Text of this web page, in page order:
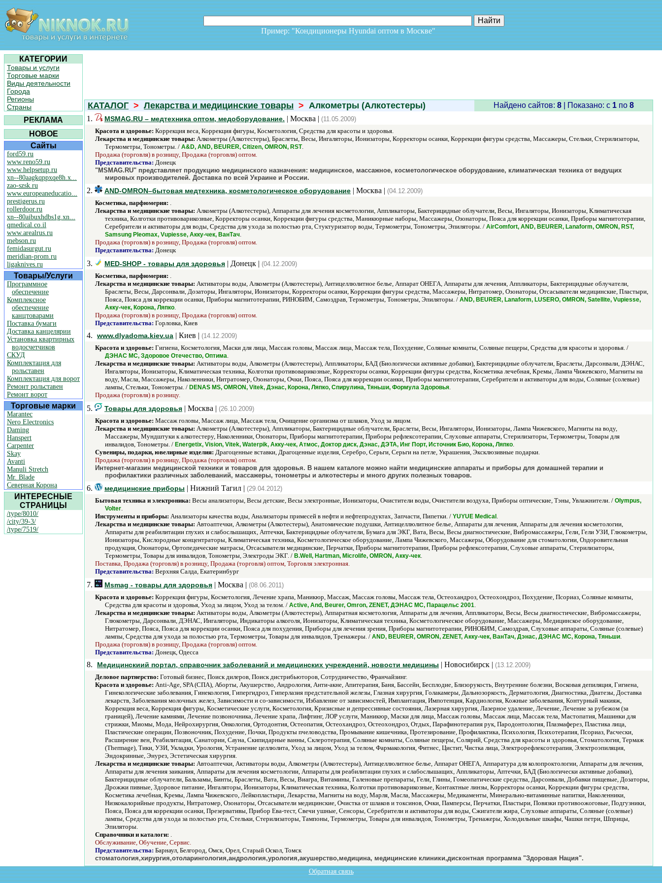
Пример: "Кондиционеры Hyundai оптом в Москве"
КАТЕГОРИИ
Товары и услуги
Торговые марки
Виды деятельности
Города
Регионы
Страны
РЕКЛАМА
НОВОЕ
Сайты
ford59.ru
www.reno59.ru
www.helpsetup.ru
xn--80aagkqppxqe8h.x...
zao-szsk.ru
www.europeaneducatio...
prestigerus.ru
rollerdoor.ru
xn--80aibuxhdbs1g.xn...
qmedical.co.il
www.arealrus.ru
mebson.ru
femidasurgut.ru
meridian-prom.ru
ligaknives.ru
Товары/Услуги
Программное
обеспечение
Комплексное
обеспечение
канцтоварами
Поставка бумаги
Доставка канцелярии
Установка квартирных
водосчетчиков
СКУД
Комплектация для
рольставен
Комплектация для ворот
Ремонт рольставен
Ремонт ворот
Торговые марки
Marantec
Nero Electronics
Daming
Hanspert
Carpenter
Skay
Avanti
Manuli Stretch
Mr. Blade
Северная Корона
ИНТЕРЕСНЫЕ
СТРАНИЦЫ
/type/8010/
/city/39-3/
/type/7519/
КАТАЛОГ > Лекарства и медицинские товары > Алкометры (Алкотестеры) Найдено сайтов: 8| Показано: c 1по 8
1.
MSMAG.RU – медтехника оптом, медоборудование. | Москва | (11.05.2009)
Красота и здоровье: Коррекция веса, Коррекция фигуры, Косметология, Средства для красоты и здоровья.
Лекарства и медицинские товары: Алкометры (Алкотестеры), Браслеты, Весы, Ингаляторы, Ионизаторы, Корректоры осанки, Коррекции фигуры средства, Массажеры, Стельки, Стерилизаторы,
Термометры, Тонометры. / A&D, AND, BEURER, Citizen, OMRON, RST.
Продажа (торговля) в розницу, Продажа (торговля) оптом.
Представительства: Донецк
"MSMAG.RU" представляет продукцию медицинского назначения: медицинское, массажное, косметологическое оборудование, климатическая техника от ведущих
мировых производителей. Доставка по всей Украине и России.
2. AND-OMRON–бытовая медтехника, косметологическое оборудование | Москва | (04.12.2009)
Косметика, парфюмерия: .
Лекарства и медицинские товары: Алкометры (Алкотестеры), Аппараты для лечения косметологии, Аппликаторы, Бактерицидные облучатели, Весы, Ингаляторы, Ионизаторы, Климатическая
техника, Колготки противоварикозные, Корректоры осанки, Коррекции фигуры средства, Маникюрные наборы, Массажеры, Озонаторы, Пояса для коррекции осанки, Приборы магнитотерапии,
Серебрители и активаторы для воды, Средства для ухода за полостью рта, Стуктуризатор воды, Термометры, Тонометры, Эпиляторы. / AirComfort, AND, BEURER, Lanaform, OMRON, RST,
Samsung Pleomax, Vupiesse, Акку-чек, ВанТач.
Продажа (торговля) в розницу, Продажа (торговля) оптом.
Представительства: Донецк
3. MED-SHOP - товары для здоровья | Донецк | (04.12.2009)
Косметика, парфюмерия: .
Лекарства и медицинские товары: Активаторы воды, Алкометры (Алкотестеры), Антицеллюлитное белье, Аппарат ОНЕГА, Аппараты для лечения, Аппликаторы, Бактерицидные облучатели,
Браслеты, Весы, Дарсонвали, Дозаторы, Ингаляторы, Ионизаторы, Корректоры осанки, Коррекции фигуры средства, Массажеры, Нитратомер, Озонаторы, Отсасыватели медицинские, Пластыри,
Пояса, Пояса для коррекции осанки, Приборы магнитотерапии, РИНОБИМ, Самоздрав, Термометры, Тонометры, Эпиляторы. / AND, BEURER, Lanaform, LUSERO, OMRON, Satellite, Vupiesse,
Акку-чек, Корона, Ляпко.
Продажа (торговля) в розницу, Продажа (торговля) оптом.
Представительства: Горловка, Киев
4. www.dlyadoma.kiev.ua | Киев | (14.12.2009)
Красота и здоровье: Гигиена, Косметология, Маски для лица, Массаж головы, Массаж лица, Массаж тела, Похудение, Соляные комнаты, Соляные пещеры, Средства для красоты и здоровья. /
ДЭНАС МС, Здоровое Отечество, Оптима.
Лекарства и медицинские товары: Активаторы воды, Алкометры (Алкотестеры), Аппликаторы, БАД (Биологически активные добавки), Бактерицидные облучатели, Браслеты, Дарсонвали, ДЭНАС,
Ингаляторы, Ионизаторы, Климатическая техника, Колготки противоварикозные, Корректоры осанки, Коррекции фигуры средства, Косметика лечебная, Кремы, Лампа Чижевского, Магниты на
воду, Масла, Массажеры, Наколенники, Нитратомер, Озонаторы, Очки, Пояса, Пояса для коррекции осанки, Приборы магнитотерапии, Серебрители и активаторы для воды, Соляные (солевые)
лампы, Стельки, Тонометры. / DENAS MS, OMRON, Vitek, Дэнас, Корона, Ляпко, Спирулина, Тяньши, Формула Здоровья.
Продажа (торговля) в розницу.
5. Товары для здоровья | Москва | (26.10.2009)
Красота и здоровье: Массаж головы, Массаж лица, Массаж тела, Очищение организма от шлаков, Уход за лицом.
Лекарства и медицинские товары: Алкометры (Алкотестеры), Аппликаторы, Бактерицидные облучатели, Браслеты, Весы, Ингаляторы, Ионизаторы, Лампа Чижевского, Магниты на воду,
Массажеры, Мундштуки к алкотестеру, Наколенники, Озонаторы, Приборы магнитотерапии, Приборы рефлексотерапии, Слуховые аппараты, Стерилизаторы, Термометры, Товары для
инвалидов, Тонометры. / Energetix, Vision, Vitek, Waterpik, Акку-чек, Атмос, Доктор диск, Дэнас, ДЭТА, Инг Порт, Источник Био, Корона, Ляпко.
Сувениры, подарки, ювелирные изделия: Драгоценные вставки, Драгоценные изделия, Серебро, Серьги, Серьги на петле, Украшения, Эксклюзивные подарки.
Продажа (торговля) в розницу, Продажа (торговля) оптом.
Интернет-магазин медицинской техники и товаров для здоровья. В нашем каталоге можно найти медицинские аппараты и приборы для домашней терапии и
профилактики различных заболеваний, массажеры, тонометры и алкотестеры и много других полезных товаров.
6. медицинские приборы | Нижний Тагил | (29.04.2012)
Бытовая техника и электроника: Весы анализаторы, Весы детские, Весы электронные, Ионизаторы, Очистители воды, Очистители воздуха, Приборы оптические, Тэны, Увлажнители. / Olympus,
Volter.
Инструменты и приборы: Анализаторы качества воды, Анализаторы примесей в нефти и нефтепродуктах, Запчасти, Пипетки. / YUYUE Medical .
Лекарства и медицинские товары: Автоаптечки, Алкометры (Алкотестеры), Анатомические подушки, Антицеллюлитное белье, Аппараты для лечения, Аппараты для лечения косметологии,
Аппараты для реабилитации глухих и слабослышащих, Аптечки, Бактерицидные облучатели, Бумага для ЭКГ, Вата, Весы, Весы диагностические, Вибромассажеры, Гели, Гели УЗИ, Глюкометры,
Ионизаторы, Кислородные концентраторы, Климатическая техника, Косметологическое оборудование, Лампа Чижевского, Массажеры, Оборудование для стоматологии, Оздоровительная
продукция, Озонаторы, Ортопедические матрасы, Отсасыватели медицинские, Перчатки, Приборы магнитотерапии, Приборы рефлексотерапии, Слуховые аппараты, Стерилизаторы,
Термометры, Товары для инвалидов, Тонометры, Электроды ЭКГ. / B.Well, Hartman, Microlife, OMRON, Акку-чек.
Поставка, Продажа (торговля) в розницу, Продажа (торговля) оптом, Торговля электронная.
Представительства: Верхняя Салда, Екатеринбург
7. Msmag - товары для здоровья | Москва | (08.06.2011)
Красота и здоровье: Коррекция фигуры, Косметология, Лечение храпа, Маникюр, Массаж, Массаж головы, Массаж тела, Остеохандроз, Остеохондроз, Похудение, Псориаз, Соляные комнаты,
Средства для красоты и здоровья, Уход за лицом, Уход за телом. / Active, And, Beurer, Omron, ZENET, ДЭНАС МС, Парацельс 2001.
Лекарства и медицинские товары: Активаторы воды, Алкометры (Алкотестеры), Аппаратная косметология, Аппараты для лечения, Аппликаторы, Весы, Весы диагностические, Вибромассажеры,
Глюкометры, Дарсонвали, ДЭНАС, Ингаляторы, Индикаторы алкоголя, Ионизаторы, Климатическая техника, Косметологическое оборудование, Массажеры, Медицинское оборудование,
Нитратомер, Пояса, Пояса для коррекции осанки, Пояса для похудения, Приборы для лечения зрения, Приборы магнитотерапии, РИНОБИМ, Самоздрав, Слуховые аппараты, Соляные (солевые)
лампы, Средства для ухода за полостью рта, Термометры, Товары для инвалидов, Тренажеры. / AND, BEURER, OMRON, ZENET, Акку-чек, ВанТач, Дэнас, ДЭНАС МС, Корона, Тяньши.
Продажа (торговля) в розницу, Продажа (торговля) оптом.
Представительства: Донецк, Одесса
8. Медицинскиий портал, справочник заболеваний и медицинских учреждений, новости медицины | Новосибирск | (13.12.2009)
Деловое партнерство: Готовый бизнес, Поиск дилеров, Поиск дистрибьюторов, Сотрудничество, Франчайзинг.
Красота и здоровье: Anti-Age, SPA (СПА), Аборты, Акушерство, Андрология, Анти-акне, Апитерапия, Баня, Бассейн, Бесплодие, Близорукость, Внутренние болезни, Восковая депиляция, Гигиена,
Гинекологические заболевания, Гинекология, Гипергидроз, Гиперлазия предстательной железы, Глазная хирургия, Голакамеры, Дальнозоркость, Дерматология, Диагностика, Диатезы, Доставка
лекарств, Заболевания молочных желез, Зависимости и со-зависимости, Избавление от зависимостей, Имплантация, Импотенция, Кардиология, Кожные заболевания, Контурный макияж,
Коррекция веса, Коррекция фигуры, Косметические услуги, Косметология, Кризисные и депрессивные состояния, Лазерная хирургия, Лазерное удаление, Лечение, Лечение за рубежом (за
границей), Лечение камнями, Лечение позвоночника, Лечение храпа, Лифтинг, ЛОР услуги, Маникюр, Маски для лица, Массаж головы, Массаж лица, Массаж тела, Мастопатия, Машинки для
стрижки, Миомы, Мода, Нейрохирургия, Онкология, Ортодонтия, Остеопатия, Остеохандроз, Остеохондроз, Отдых, Парафинотерапия рук, Пародонтология, Плазмаферез, Пластика лица,
Пластические операции, Позвоночник, Похудение, Почки, Продукты пчеловодства, Промывание кишечника, Протезирование, Профилактика, Психология, Психотерапия, Псориаз, Расчески,
Расширение вен, Реабилитация, Санатории, Сауна, Скипидарные ванны, Склеротерапия, Соляные комнаты, Соляные пещеры, Солярий, Средства для красоты и здоровья, Стоматология, Термаж
(Thermage), Тики, УЗИ, Укладки, Урология, Устранение целлюлита, Уход за лицом, Уход за телом, Фармакология, Фитнес, Цистит, Чистка лица, Электрорефлексотерапия, Электроэпиляция,
Эндокринные, Энурез, Эстетическая хирургия.
Лекарства и медицинские товары: Автоаптечки, Активаторы воды, Алкометры (Алкотестеры), Антицеллюлитное белье, Аппарат ОНЕГА, Аппаратура для колопроктологии, Аппараты для лечения,
Аппараты для лечения заикания, Аппараты для лечения косметологии, Аппараты для реабилитации глухих и слабослышащих, Аппликаторы, Аптечки, БАД (Биологически активные добавки),
Бактерицидные облучатели, Бальзамы, Бинты, Браслеты, Вата, Весы, Виагра, Витамины, Галеновые препараты, Гели, Глины, Гомеопатические средства, Дарсонвали, Добавки пищевые, Дозаторы,
Дрожжи пивные, Здоровое питание, Ингаляторы, Ионизаторы, Климатическая техника, Колготки противоварикозные, Контактные линзы, Корректоры осанки, Коррекции фигуры средства,
Косметика лечебная, Кремы, Лампа Чижевского, Лейкопластыри, Лекарства, Магниты на воду, Марля, Масла, Массажеры, Медикаменты, Минерально-витаминные напитки, Наколенники,
Низкокалорийные продукты, Нитратомер, Озонаторы, Отсасыватели медицинские, Очистка от шлаков и токсинов, Очки, Памперсы, Перчатки, Пластыри, Повязки противоожоговые, Подгузники,
Пояса, Пояса для коррекции осанки, Презервативы, Прибор Ева-тест, Свечи ушные, Сенсоры, Серебрители и активаторы для воды, Сжигатели жира, Слуховые аппараты, Соляные (солевые)
лампы, Средства для ухода за полостью рта, Стельки, Стерилизаторы, Тампоны, Термометры, Товары для инвалидов, Тонометры, Тренажеры, Холодильные шкафы, Чашки петри, Шприцы,
Эпиляторы.
Справочники и каталоги: .
Обслуживание, Обучение, Сервис.
Представительства: Барнаул, Белгород, Омск, Орел, Старый Оскол, Томск
стоматология,хирургия,отоларингология,андрология,урология,акушерство,медицина, медицинские клиники,дисконтная программа "Здоровая Нация".
Обратная связь